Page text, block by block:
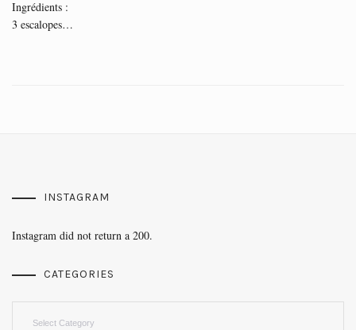
Ingrédients :
3 escalopes…
INSTAGRAM
Instagram did not return a 200.
CATEGORIES